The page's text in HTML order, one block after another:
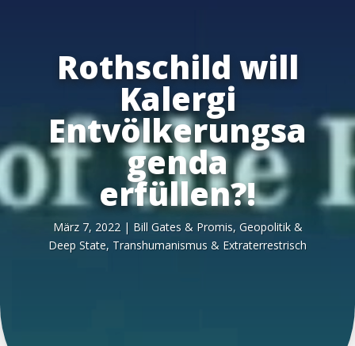
Rothschild will
Kalergi
Entvölkerungsa
genda
erfüllen?!
März 7, 2022| Bill Gates & Pro­mis, Geo­po­li­tik &
Deep Sta­te, Trans­hu­ma­nis­mus & Extraterrestrisch